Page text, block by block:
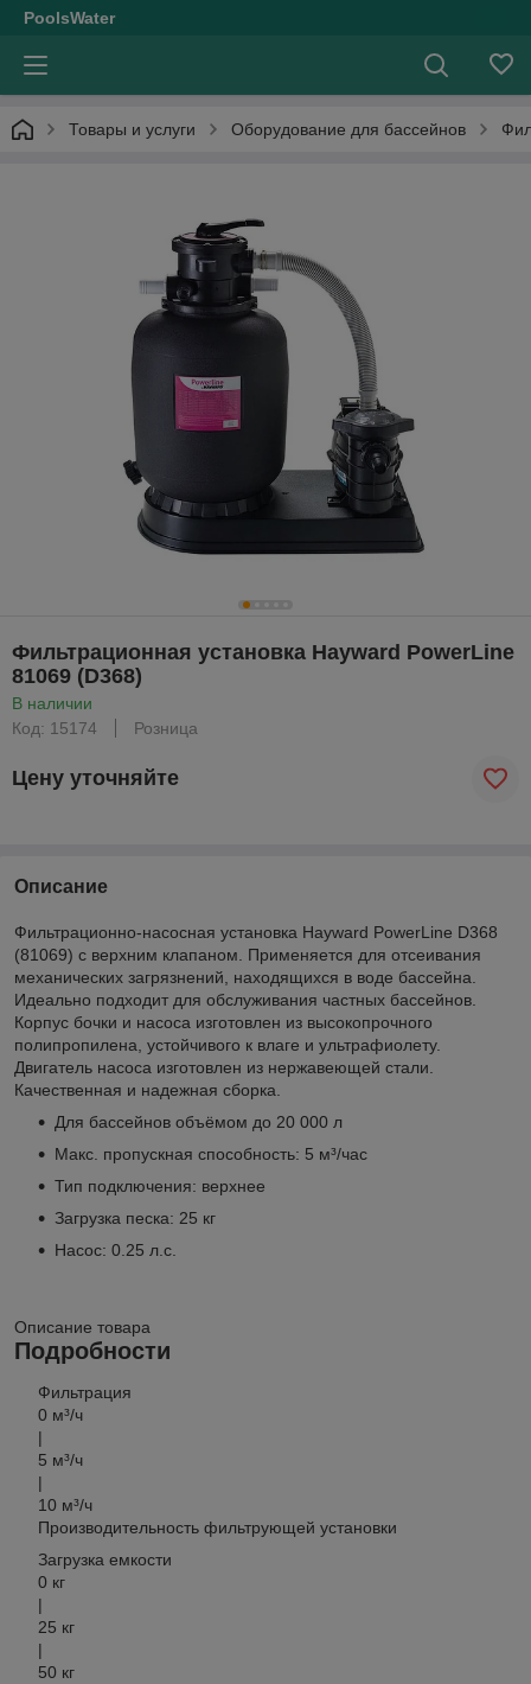
PoolsWater
Товары и услуги Оборудование для бассейнов
Фильтрационная установка Hayward PowerLine
81069 (D368)
В наличии
Код: 15174
Розница
Цену уточняйте
Описание
Фильтрационно-насосная установка Hayward PowerLine D368
(81069) с верхним клапаном. Применяется для отсеивания
механических загрязнений, находящихся в воде бассейна.
Идеально подходит для обслуживания частных бассейнов.
Корпус бочки и насоса изготовлен из высокопрочного
полипропилена, устойчивого к влаге и ультрафиолету.
Двигатель насоса изготовлен из нержавеющей стали.
Качественная и надежная сборка.
Для бассейнов объёмом до 20 000 л
Макс. пропускная способность: 5 м³/час
Тип подключения: верхнее
Загрузка песка: 25 кг
Насос: 0.25 л.с.
Описание товара
Подробности
Фильтрация
0 м³/ч
|
5 м³/ч
|
10 м³/ч
Производительность фильтрующей установки
Загрузка емкости
0 кг
|
25 кг
|
50 кг